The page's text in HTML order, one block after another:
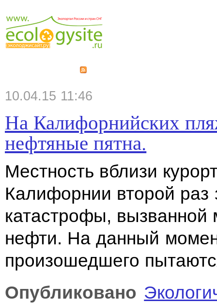
10.04.15 11:46
На Калифорнийских
нефтяные пятна.
Местность вблизи
Калифорнии второй раз
катастрофы,
нефти. На данный
произошедшего
Опубликовано